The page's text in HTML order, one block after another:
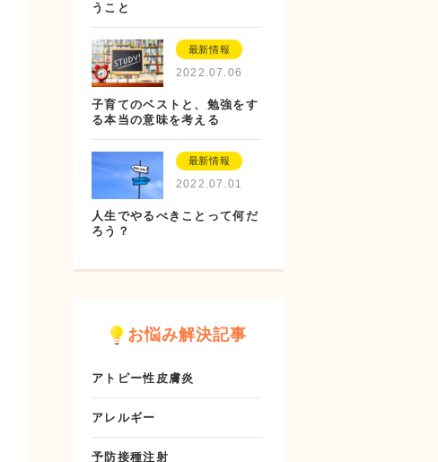
うこと
最新情報
2022.07.06
子育てのベストと、勉強をす
る本当の意味を考える
最新情報
2022.07.01
人生でやるべきことって何だ
ろう？
お悩み解決記事
アトピー性皮膚炎
アレルギー
予防接種注射